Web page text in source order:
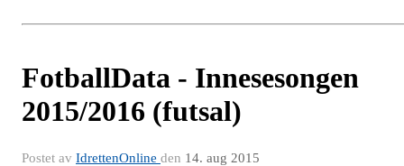
FotballData - Innesesongen
2015/2016 (futsal)
Postet av IdrettenOnline den 14. aug 2015